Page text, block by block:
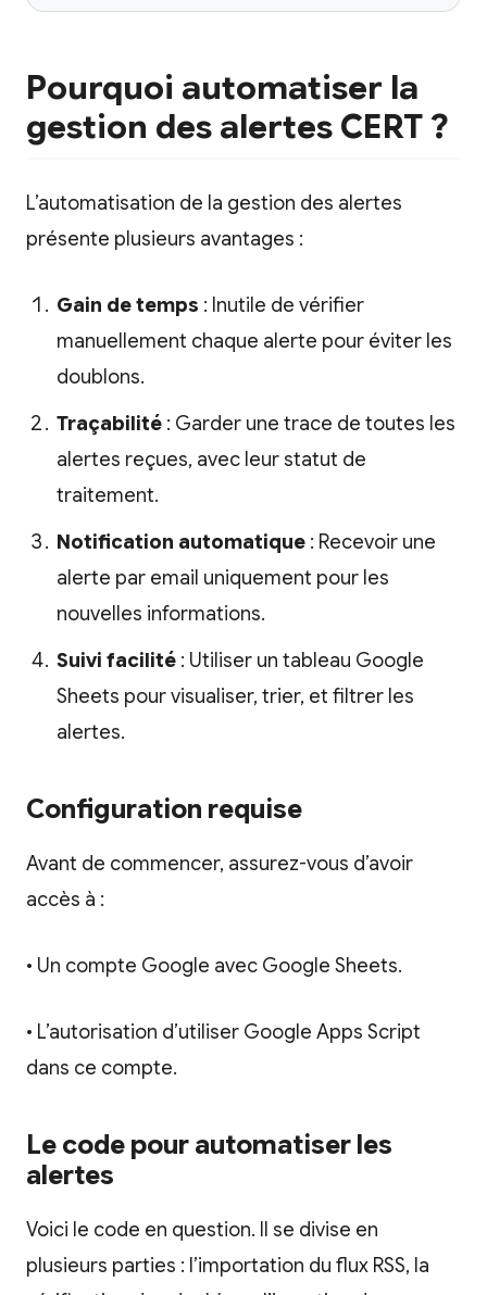
Pourquoi automatiser la
gestion des alertes CERT ?
L’automatisation de la gestion des alertes
présente plusieurs avantages :
Gain de temps : Inutile de vérifier
manuellement chaque alerte pour éviter les
doublons.
Traçabilité : Garder une trace de toutes les
alertes reçues, avec leur statut de
traitement.
Notification automatique : Recevoir une
alerte par email uniquement pour les
nouvelles informations.
Suivi facilité : Utiliser un tableau Google
Sheets pour visualiser, trier, et filtrer les
alertes.
Configuration requise
Avant de commencer, assurez-vous d’avoir
accès à :
• Un compte Google avec Google Sheets.
• L’autorisation d’utiliser Google Apps Script
dans ce compte.
Le code pour automatiser les
alertes
Voici le code en question. Il se divise en
plusieurs parties : l’importation du flux RSS, la